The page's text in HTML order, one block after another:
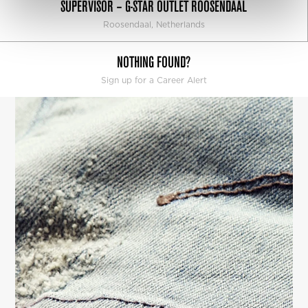
SUPERVISOR – G-STAR OUTLET ROOSENDAAL
Roosendaal, Netherlands
NOTHING FOUND?
Sign up for a Career Alert